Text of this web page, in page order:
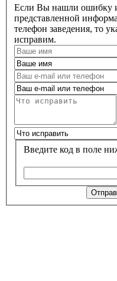
Если Вы нашли ошибку
представленной
телефон заведения, то
исправим.
Введите код в поле